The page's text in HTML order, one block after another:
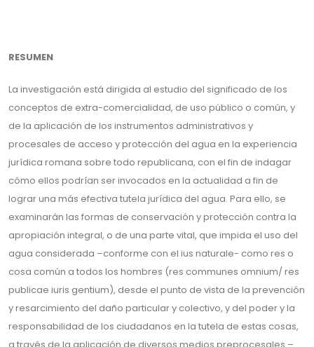
RESUMEN
La investigación está dirigida al estudio del significado de los
conceptos de extra-comercialidad, de uso público o común, y
de la aplicación de los instrumentos administrativos y
procesales de acceso y protección del agua en la experiencia
jurídica romana sobre todo republicana, con el fin de indagar
cómo ellos podrían ser invocados en la actualidad a fin de
lograr una más efectiva tutela jurídica del agua. Para ello, se
examinarán las formas de conservación y protección contra la
apropiación integral, o de una parte vital, que impida el uso del
agua considerada –conforme con el ius naturale- como res o
cosa común a todos los hombres (res communes omnium/ res
publicae iuris gentium), desde el punto de vista de la prevención
y resarcimiento del daño particular y colectivo, y del poder y la
responsabilidad de los ciudadanos en la tutela de estas cosas,